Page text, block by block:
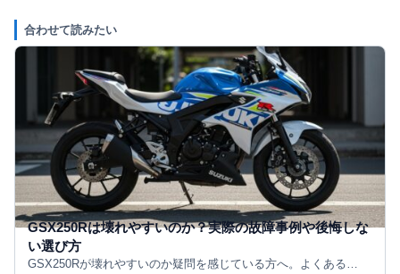
合わせて読みたい
GSX250Rは壊れやすいのか？実際の故障事例や後悔しな
い選び方
GSX250Rが壊れやすいのか疑問を感じている方へ。よくある…